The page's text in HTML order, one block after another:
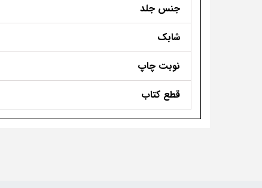
جنس جلد
شابک
نوبت چاپ
قطع کتاب